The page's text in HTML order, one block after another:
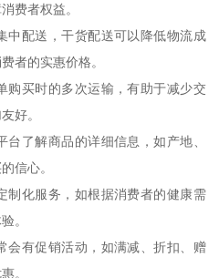
费者权益。
中配送，干货配送可以降低物流成
者的实惠价格。
购买时的多次运输，有助于减少交
好。
了解商品的详细信息，如产地、
信心。
制化服务，如根据消费者的健康需
。
会有促销活动，如满减、折扣、赠
。